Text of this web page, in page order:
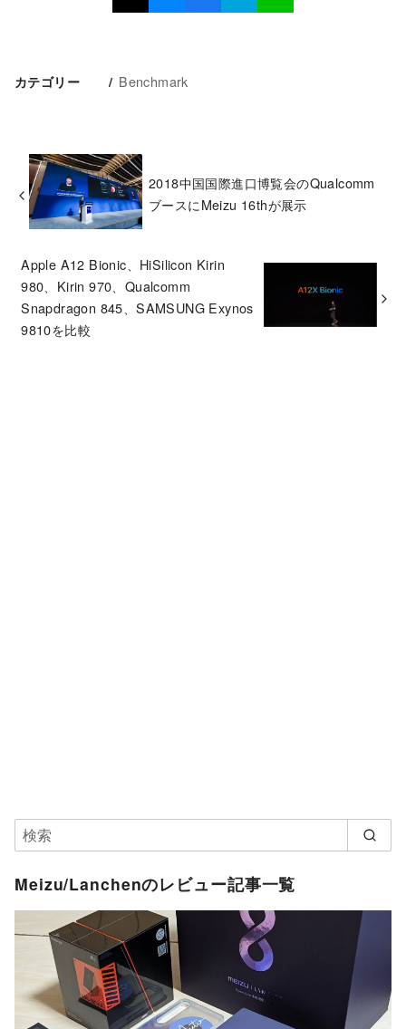
カテゴリー Benchmark
2018中国国際進口博覧会のQualcomm
ブースにMeizu 16thが展示
Apple A12 Bionic、HiSilicon Kirin
980、Kirin 970、Qualcomm
Snapdragon 845、SAMSUNG Exynos
9810を比較
Meizu/Lanchenのレビュー記事一覧